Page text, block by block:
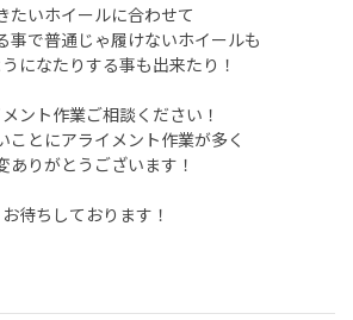
たいホイールに合わせて
事で普通じゃ履けないホイールも
になたりする事も出来たり！
ント作業ご相談ください！
ことにアライメント作業が多く
ありがとうございます！
お待ちしております！